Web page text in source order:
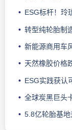
ESG标杆！玲
转型纯轮胎制
新能源商用车
天然橡胶价格
ESG实践获认
全球炭黑巨头
5.8亿轮胎基